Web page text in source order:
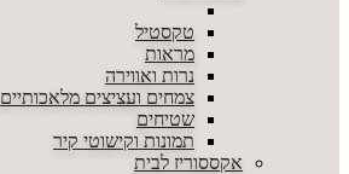
טקסטיל
מראות
נרות ואווירה
צמחים ועציצים מלאכותיים
שטיחים
תמונות וקישוטי קיר
אקססוריז לבית